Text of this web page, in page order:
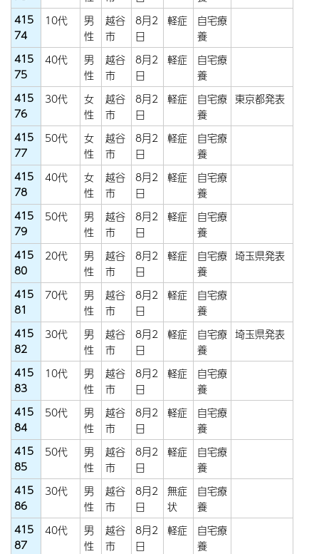
415
74
10代
男
性
越谷
市
8月2
日
軽症
自宅療
養
415
75
40代
男
性
越谷
市
8月2
日
軽症
自宅療
養
415
76
30代
女
性
越谷
市
8月2
日
軽症
自宅療
養
東京都発表
415
77
50代
女
性
越谷
市
8月2
日
軽症
自宅療
養
415
78
40代
女
性
越谷
市
8月2
日
軽症
自宅療
養
415
79
50代
男
性
越谷
市
8月2
日
軽症
自宅療
養
415
80
20代
男
性
越谷
市
8月2
日
軽症
自宅療
養
埼玉県発表
415
81
70代
男
性
越谷
市
8月2
日
軽症
自宅療
養
415
82
30代
男
性
越谷
市
8月2
日
軽症
自宅療
養
埼玉県発表
415
83
10代
男
性
越谷
市
8月2
日
軽症
自宅療
養
415
84
50代
男
性
越谷
市
8月2
日
軽症
自宅療
養
415
85
50代
男
性
越谷
市
8月2
日
軽症
自宅療
養
415
86
30代
男
性
越谷
市
8月2
日
無症
状
自宅療
養
415
87
40代
男
性
越谷
市
8月2
日
軽症
自宅療
養